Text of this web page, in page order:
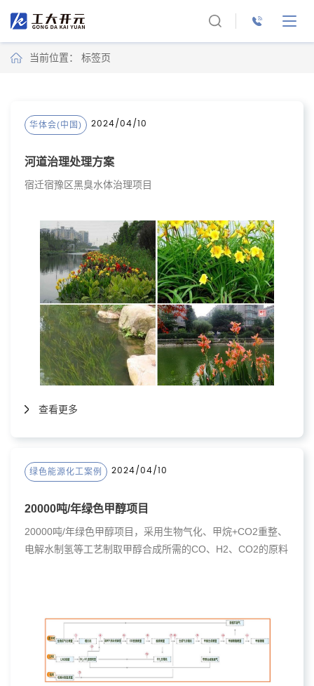
当前位置： 标签页
华体会(中国) 2024/04/10
河道治理处理方案
宿迁宿豫区黑臭水体治理项目
查看更多
绿色能源化工案例 2024/04/10
20000吨/年绿色甲醇项目
20000吨/年绿色甲醇项目，采用生物气化、甲烷+CO2重整、
电解水制氢等工艺制取甲醇合成所需的CO、H2、CO2的原料